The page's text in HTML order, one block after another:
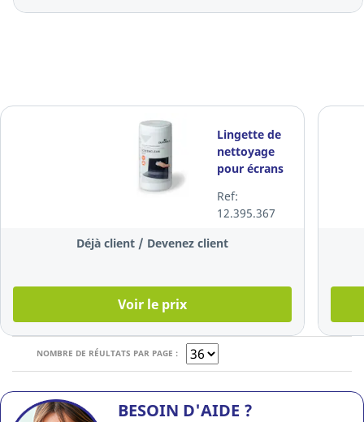
Lingette de
nettoyage
pour écrans
Screenclean,
1 boîte de
100 lignettes
Ref:
12.395.367
Déjà client / Devenez client
Voir le prix
NOMBRE DE RÉULTATS PAR PAGE :
BESOIN D'AIDE ?